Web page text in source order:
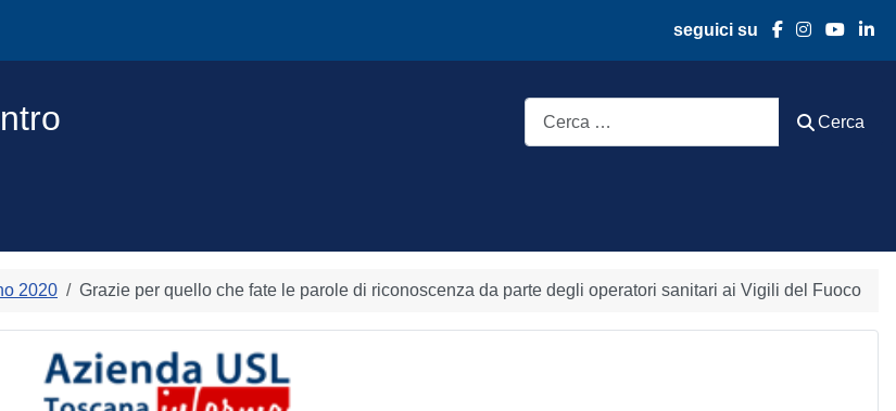
seguici su
Cerca
2020 Grazie per quello che fate le parole di riconoscenza da parte degli operatori sanitari ai Vigili del Fuoco